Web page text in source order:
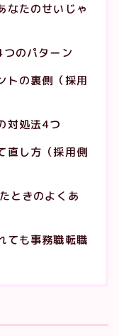
なたのせいじゃ
のパターン
トの裏側（採用
対処法4つ
直し方（採用側
ときのよくあ
ても事務職転職